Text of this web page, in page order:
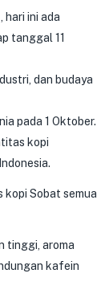
hari ini ada
tanggal 11
dan budaya
pada 1 Oktober.
kopi
kopi Sobat semua
tinggi, aroma
kafein